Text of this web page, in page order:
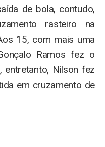
de bola, contudo,
rasteiro na
15, com mais uma
Ramos fez o
entretanto, Nilson fez
em cruzamento de